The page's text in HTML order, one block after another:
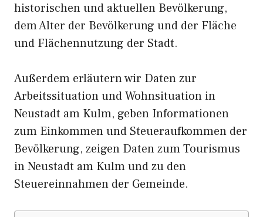
historischen und aktuellen Bevölkerung,
dem Alter der Bevölkerung und der Fläche
und Flächennutzung der Stadt.
Außerdem erläutern wir Daten zur
Arbeitssituation und Wohnsituation in
Neustadt am Kulm, geben Informationen
zum Einkommen und Steueraufkommen der
Bevölkerung, zeigen Daten zum Tourismus
in Neustadt am Kulm und zu den
Steuereinnahmen der Gemeinde.